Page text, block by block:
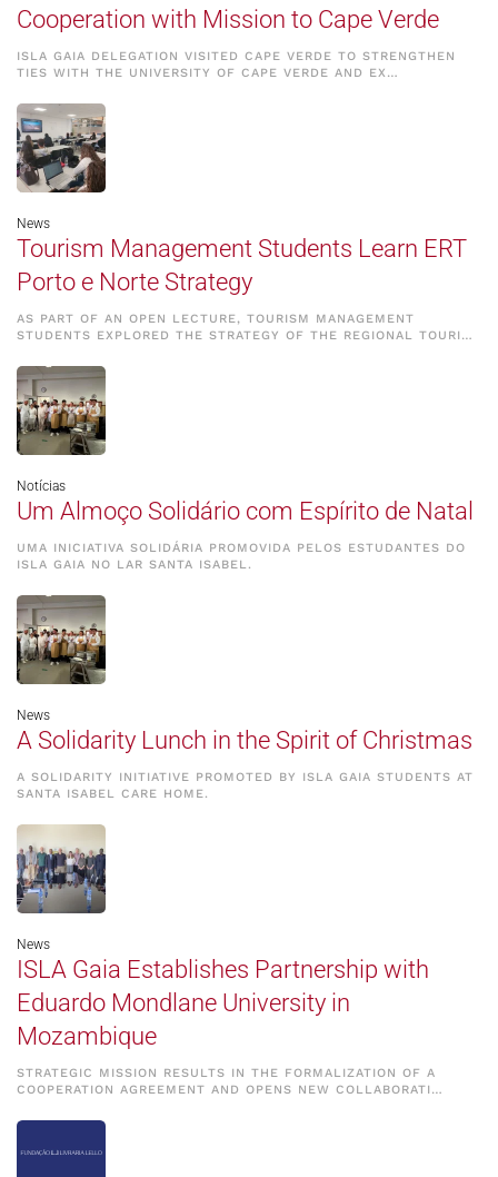
Cooperation with Mission to Cape Verde
ISLA GAIA DELEGATION VISITED CAPE VERDE TO STRENGTHEN
TIES WITH THE UNIVERSITY OF CAPE VERDE AND EX…
News
Tourism Management Students Learn ERT
Porto e Norte Strategy
AS PART OF AN OPEN LECTURE, TOURISM MANAGEMENT
STUDENTS EXPLORED THE STRATEGY OF THE REGIONAL TOURI…
Notícias
Um Almoço Solidário com Espírito de Natal
UMA INICIATIVA SOLIDÁRIA PROMOVIDA PELOS ESTUDANTES DO
ISLA GAIA NO LAR SANTA ISABEL.
News
A Solidarity Lunch in the Spirit of Christmas
A SOLIDARITY INITIATIVE PROMOTED BY ISLA GAIA STUDENTS AT
SANTA ISABEL CARE HOME.
News
ISLA Gaia Establishes Partnership with
Eduardo Mondlane University in
Mozambique
STRATEGIC MISSION RESULTS IN THE FORMALIZATION OF A
COOPERATION AGREEMENT AND OPENS NEW COLLABORATI…